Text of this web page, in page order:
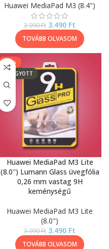
Huawei MediaPad M3 (8.4")
3.990Ft 3.490 Ft
TOVÁBB OLVASOM
-13%
ELFOGYOTT
Huawei MediaPad M3 Lite
(8.0″) Lumann Glass üvegfólia
0,26 mm vastag 9H
keménységű
Huawei MediaPad M3 Lite
(8.0")
3.990Ft 3.490 Ft
TOVÁBB OLVASOM